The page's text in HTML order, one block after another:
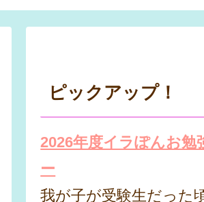
ピックアップ！
2026年度イラぽんお勉
ー
我が子が受験生だった